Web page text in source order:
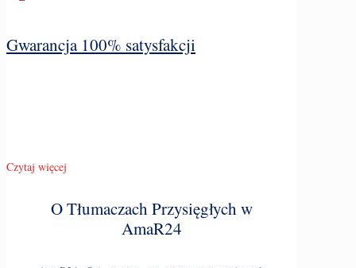
Gwarancja 100% satysfakcji
Czytaj więcej
O Tłumaczach Przysięgłych w
AmaR24